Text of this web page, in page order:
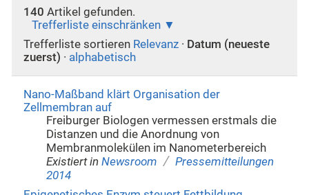
140 Artikel gefunden.
Trefferliste einschränken
Trefferliste sortieren Relevanz · Datum (neueste
zuerst) · alphabetisch
Nano-Maßband klärt Organisation der
Zellmembran auf
Freiburger Biologen vermessen erstmals die
Distanzen und die Anordnung von
Membranmolekülen im Nanometerbereich
Existiert in Newsroom / Pressemitteilungen
2014